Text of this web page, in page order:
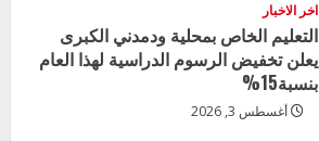
اخر الاخبار
التعليم الخاص بمحلية ودمدني الكبرى
يعلن تخفيض الرسوم الدراسية لهذا العام
بنسبة15%
أغسطس 3, 2026